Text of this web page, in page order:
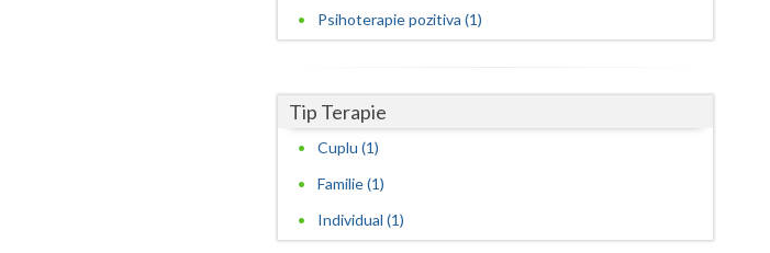
Ilfov
Mehedinti
Psihoterapie pozitiva (1)
Tip Terapie
Cuplu (1)
Familie (1)
Individual (1)